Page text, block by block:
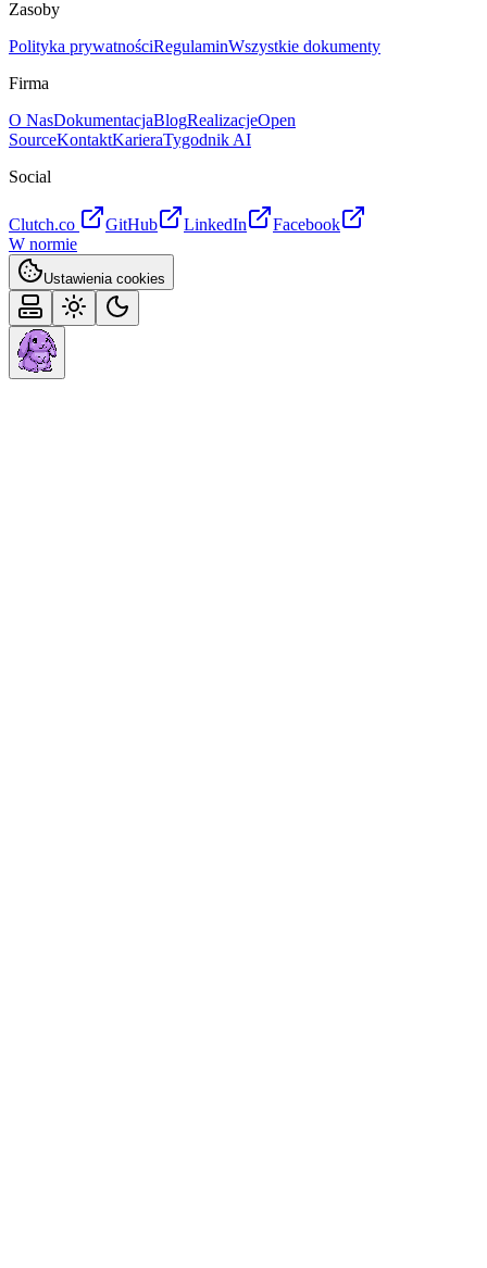
Zasoby
Polityka prywatnościRegulaminWszystkie dokumenty
Firma
O NasDokumentacjaBlogRealizacjeOpen
SourceKontaktKarieraTygodnik AI
Social
Clutch.co GitHub LinkedIn
Facebook
W normie
Ustawienia cookies